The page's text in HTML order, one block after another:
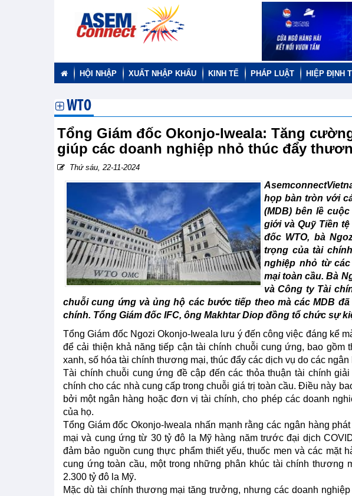
HỘI NHẬP XUẤT NHẬP KHẨU KINH TẾ PHÁP LUẬT HIỆP ĐỊNH
WTO
Tổng Giám đốc Okonjo-Iweala: Tăng
giúp các doanh nghiệp nhỏ thúc đẩy
Thứ sáu, 22-11-2024
họp bàn tròn với
(MDB) bên lề
giới và Quỹ Tiền tệ
đốc WTO, bà
trọng của tài
nghiệp nhỏ từ
mại toàn cầu. Bà
và Công ty Tài
chuỗi cung ứng và ủng hộ các bước tiếp theo mà các MDB
chính. Tổng Giám đốc IFC, ông Makhtar Diop đồng tổ chức sự
Tổng Giám đốc Ngozi Okonjo-Iweala lưu ý đến công việc đáng kể
để cải thiện khả năng tiếp cận tài chính chuỗi cung ứng, bao gồm
xanh, số hóa tài chính thương mại, thúc đẩy các dịch vụ do các
Tài chính chuỗi cung ứng đề cập đến các thỏa thuận tài chính
chính cho các nhà cung cấp trong chuỗi giá trị toàn cầu. Điều này
bởi một ngân hàng hoặc đơn vị tài chính, cho phép các doanh
của họ.
Tổng Giám đốc Okonjo-Iweala nhấn mạnh rằng các ngân hàng
mại và cung ứng từ 30 tỷ đô la Mỹ hàng năm trước đại dịch
đảm bảo nguồn cung thực phẩm thiết yếu, thuốc men và các mặt
cung ứng toàn cầu, một trong những phân khúc tài chính thương
2.300 tỷ đô la Mỹ.
Mặc dù tài chính thương mại tăng trưởng, nhưng các doanh